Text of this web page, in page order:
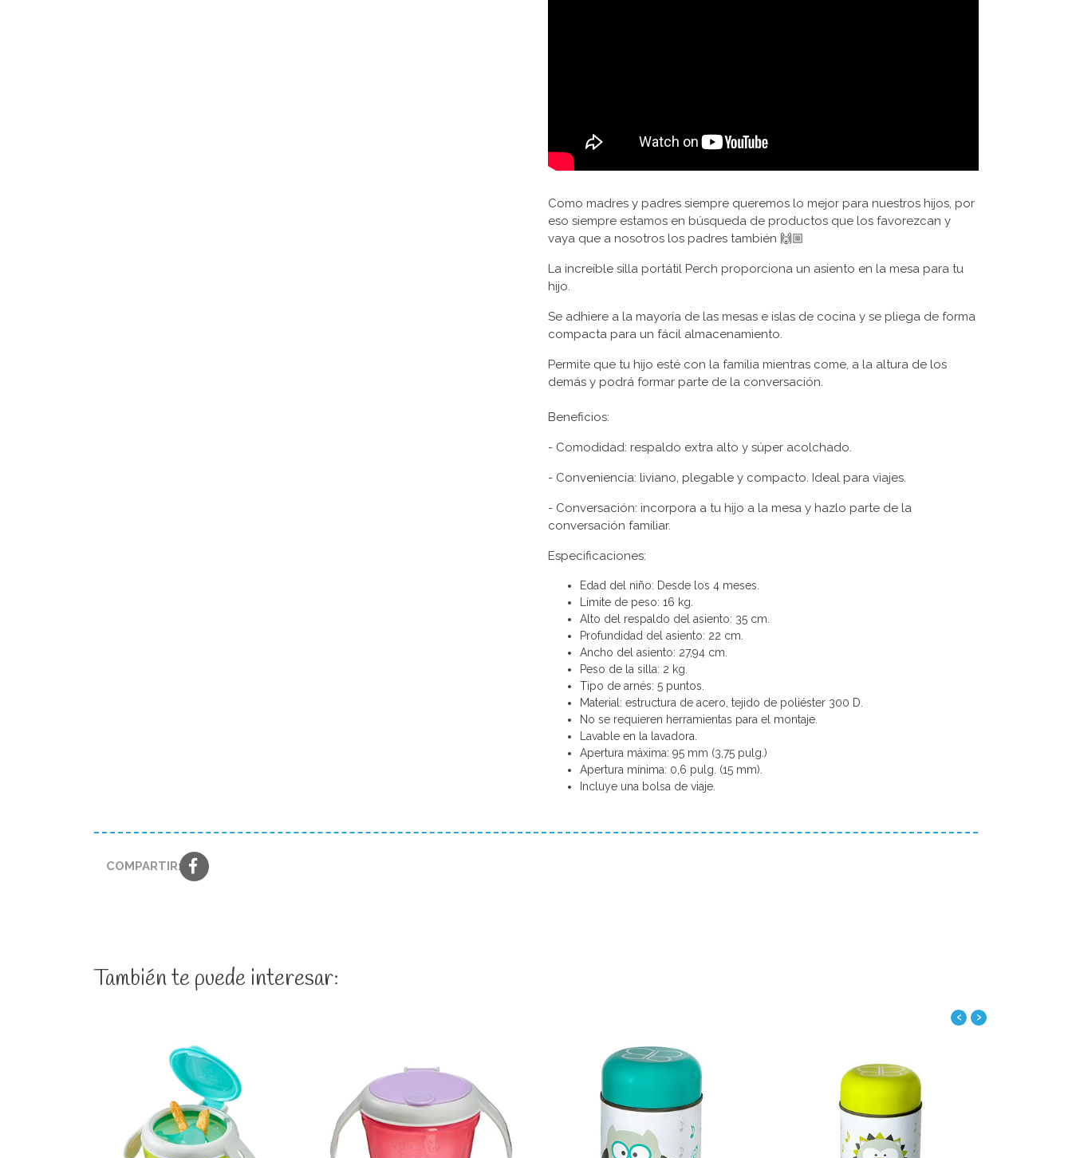
Como madres y padres siempre queremos lo mejor para nuestros hijos, por
eso siempre estamos en búsqueda de productos que los favorezcan y
vaya que a nosotros los padres también 🙌🏼
La increíble silla portátil Perch proporciona un asiento en la mesa para tu
hijo.
Se adhiere a la mayoría de las mesas e islas de cocina y se pliega de forma
compacta para un fácil almacenamiento.
Permite que tu hijo esté con la familia mientras come, a la altura de los
demás y podrá formar parte de la conversación.
Beneficios:
- Comodidad: respaldo extra alto y súper acolchado.
- Conveniencia: liviano, plegable y compacto. Ideal para viajes.
- Conversación: incorpora a tu hijo a la mesa y hazlo parte de la
conversación familiar.
Especificaciones:
Edad del niño: Desde los 4 meses.
Límite de peso: 16 kg.
Alto del respaldo del asiento: 35 cm.
Profundidad del asiento: 22 cm.
Ancho del asiento: 27,94 cm.
Peso de la silla: 2 kg.
Tipo de arnés: 5 puntos.
Material: estructura de acero, tejido de poliéster 300 D.
No se requieren herramientas para el montaje.
Lavable en la lavadora.
Apertura máxima: 95 mm (3,75 pulg.)
Apertura mínima: 0,6 pulg. (15 mm).
Incluye una bolsa de viaje.
COMPARTIR:
También te puede interesar:
Ver detalles Ver detalles
‹ ›